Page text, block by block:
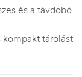
és a távdobó
tárolást